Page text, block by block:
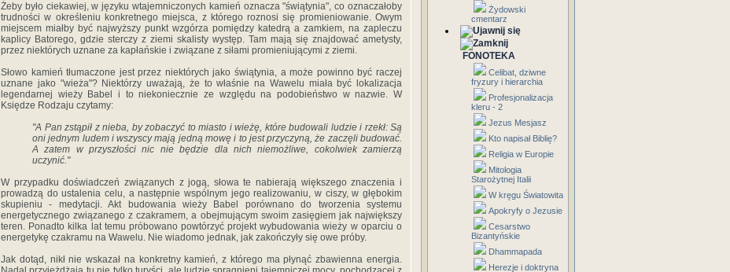
Żeby było ciekawiej, w języku wtajemniczonych kamień oznacza "świątynia", co oznaczałoby
trudności w określeniu konkretnego miejsca, z którego roznosi się promieniowanie. Owym
miejscem miałby być najwyższy punkt wzgórza pomiędzy katedrą a zamkiem, na zapleczu
kaplicy Batorego, gdzie sterczy z ziemi skalisty występ. Tam mają się znajdować ametysty,
przez niektórych uznane za kapłańskie i związane z siłami promieniującymi z ziemi.
Słowo kamień tłumaczone jest przez niektórych jako świątynia, a może powinno być raczej
uznane jako "wieża"? Niektórzy uważają, że to właśnie na Wawelu miała być lokalizacja
legendarnej wieży Babel i to niekoniecznie ze względu na podobieństwo w nazwie. W
Księdze Rodzaju czytamy:
"A Pan zstąpił z nieba, by zobaczyć to miasto i wieżę, które budowali ludzie i rzekł: Są
oni jednym ludem i wszyscy mają jedną mowę i to jest przyczyną, że zaczęli budować.
A zatem w przyszłości nic nie będzie dla nich niemożliwe, cokolwiek zamierzą
uczynić."
W przypadku doświadczeń związanych z jogą, słowa te nabierają większego znaczenia i
prowadzą do ustalenia celu, a następnie wspólnym jego realizowaniu, w ciszy, w głębokim
skupieniu - medytacji. Akt budowania wieży Babel porównano do tworzenia systemu
energetycznego związanego z czakramem, a obejmującym swoim zasięgiem jak największy
teren. Ponadto kilka lat temu próbowano powtórzyć projekt wybudowania wieży w oparciu o
energetykę czakramu na Wawelu. Nie wiadomo jednak, jak zakończyły się owe próby.
Jak dotąd, nikł nie wskazał na konkretny kamień, z którego ma płynąć zbawienna energia.
Żydowski
cmentarz
FONOTEKA
Celibat, dziwne
fryzury i hierarchia
Profesjonalizacja
kleru - 2
Jezus Mesjasz
Kto napisał Biblię?
Religia w Europie
Mitologia
Starożytnej Italii
W kręgu Światowita
Apokryfy o Jezusie
Cesarstwo
Bizantyńskie
Dhammapada
Herezje i doktryna